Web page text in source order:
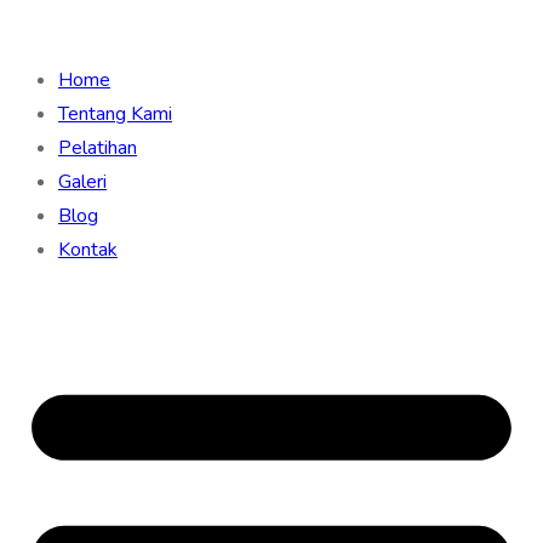
Home
Tentang Kami
Pelatihan
Galeri
Blog
Kontak